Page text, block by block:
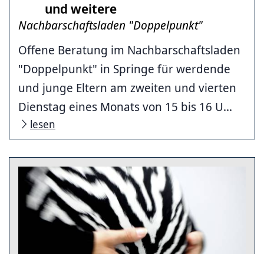
und weitere
Nachbarschaftsladen "Doppelpunkt"
Offene Beratung im Nachbarschaftsladen
"Doppelpunkt" in Springe für werdende
und junge Eltern am zweiten und vierten
Dienstag eines Monats von 15 bis 16 U...
lesen